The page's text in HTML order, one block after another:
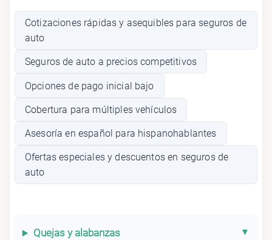
Cotizaciones rápidas y asequibles para seguros de
auto
Seguros de auto a precios competitivos
Opciones de pago inicial bajo
Cobertura para múltiples vehículos
Asesoría en español para hispanohablantes
Ofertas especiales y descuentos en seguros de
auto
Quejas y alabanzas